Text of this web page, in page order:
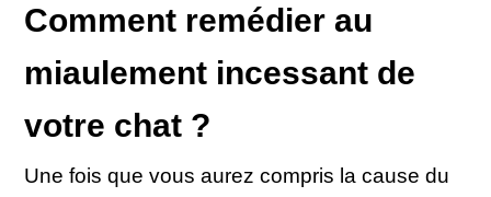
Comment remédier au
miaulement incessant de
votre chat ?
Une fois que vous aurez compris la cause du